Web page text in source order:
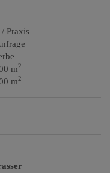
Praxis
m2
m2